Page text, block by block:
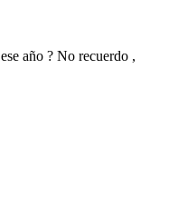
año ? No recuerdo ,